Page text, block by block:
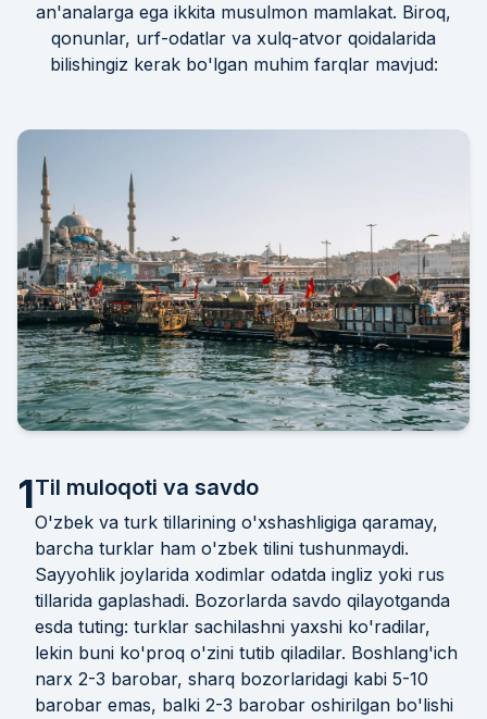
an'analarga ega ikkita musulmon mamlakat. Biroq,
qonunlar, urf-odatlar va xulq-atvor qoidalarida
bilishingiz kerak bo'lgan muhim farqlar mavjud:
1Til muloqoti va savdo
O'zbek va turk tillarining o'xshashligiga qaramay,
barcha turklar ham o'zbek tilini tushunmaydi.
Sayyohlik joylarida xodimlar odatda ingliz yoki rus
tillarida gaplashadi. Bozorlarda savdo qilayotganda
esda tuting: turklar sachilashni yaxshi ko'radilar,
lekin buni ko'proq o'zini tutib qiladilar. Boshlang'ich
narx 2-3 barobar, sharq bozorlaridagi kabi 5-10
barobar emas, balki 2-3 barobar oshirilgan bo'lishi